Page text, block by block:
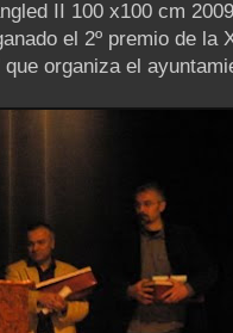
II 100 x100 cm
el 2º premio de la
que organiza el